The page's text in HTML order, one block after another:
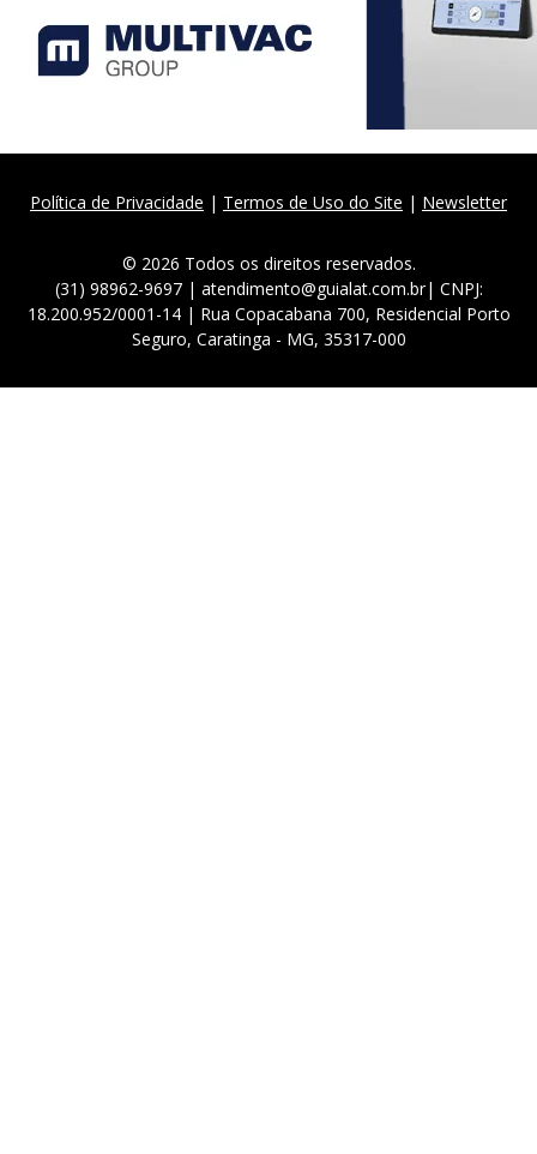
Política de Privacidade | Termos de Uso do Site | Newsletter
© 2026 Todos os direitos reservados.
(31) 98962-9697 | atendimento@guialat.com.br| CNPJ:
18.200.952/0001-14 | Rua Copacabana 700, Residencial Porto
Seguro, Caratinga - MG, 35317-000